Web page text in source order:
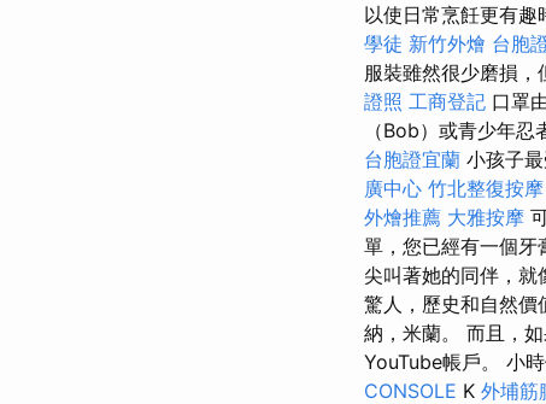
以使日常烹飪更有
學徒 新竹外燴 台胞
服裝雖然很少磨損，
證照 工商登記 口罩
（Bob）或青少年
台胞證宜蘭 小孩子
廣中心 竹北整復按摩
外燴推薦 大雅按摩
單，您已經有一個牙
尖叫著她的同伴，
驚人，歷史和自然價
納，米蘭。 而且，
YouTube帳戶。 小
CONSOLE K 外埔筋